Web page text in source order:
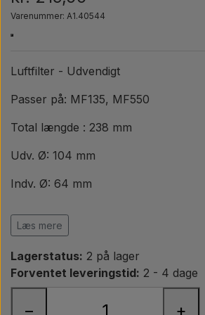
PTO Aksler
Værksted/
Varenummer: A1.40544
Luftfilter - Udvendigt
Passer på: MF135, MF550
Total længde : 238 mm
Udv. Ø: 104 mm
Indv. Ø: 64 mm
Indv. Ø: 17 mm
Mål gerne det gamle inden bestilling
OEM ref.
Læs mere
Lagerstatus: 2 på lager
Forventet leveringstid: 2 - 4 dage
− +